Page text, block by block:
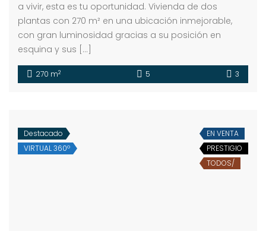
a vivir, esta es tu oportunidad. Vivienda de dos
plantas con 270 m² en una ubicación inmejorable,
con gran luminosidad gracias a su posición en
esquina y sus […]
270 m2 5 3
Destacado
VIRTUAL 360º
EN VENTA
PRESTIGIO
TODOS/